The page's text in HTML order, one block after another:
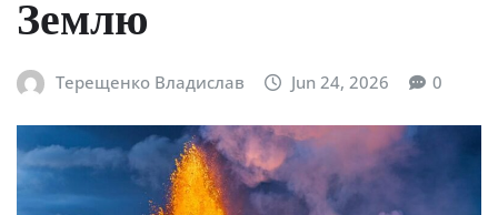
Землю
Терещенко Владислав Jun 24, 2026 0